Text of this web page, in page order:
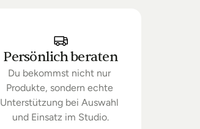
Persönlich beraten
Du bekommst nicht nur
Produkte, sondern echte
Unterstützung bei Auswahl
und Einsatz im Studio.